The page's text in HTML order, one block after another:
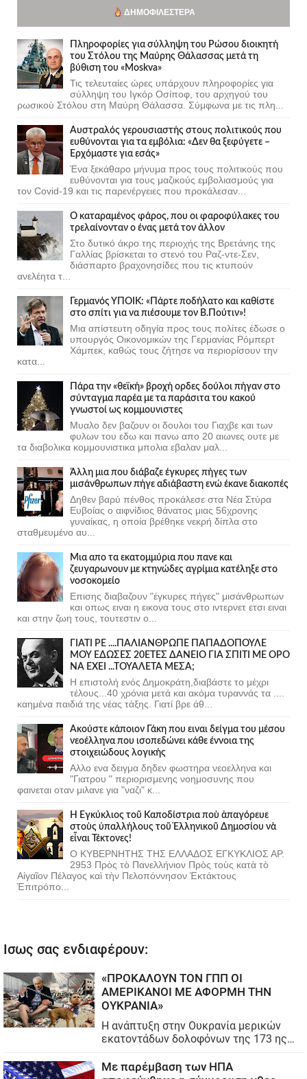
ΔΗΜΟΦΙΛΈΣΤΕΡΑ
Πληροφορίες για σύλληψη του Ρώσου διοικητή
του Στόλου της Mαύρης Θάλασσας μετά τη
βύθιση του «Moskva»
Τις τελευταίες ώρες υπάρχουν πληροφορίες για
σύλληψη του Ιγκόρ Οσίποφ, του αρχηγού του
ρωσικού Στόλου στη Μαύρη Θάλασσα. Σύμφωνα με τις πλη...
Αυστραλός γερουσιαστής στους πολιτικούς που
ευθύνονται για τα εμβόλια: «Δεν θα ξεφύγετε –
Ερχόμαστε για εσάς»
Ένα ξεκάθαρο μήνυμα προς τους πολιτικούς που
ευθύνονται για τους μαζικούς εμβολιασμούς για
τον Covid-19 και τις παρενέργειες που προκάλεσαν...
Ο καταραμένος φάρος, που οι φαροφύλακες του
τρελαίνονταν ο ένας μετά τον άλλον
Στο δυτικό άκρο της περιοχής της Βρετάνης της
Γαλλίας βρίσκεται το στενό του Ραζ-ντε-Σεν,
διάσπαρτο βραχονησίδες που τις κτυπούν
ανελέητα τ...
Γερμανός ΥΠΟΙΚ: «Πάρτε ποδήλατο και καθίστε
στο σπίτι για να πιέσουμε τον Β.Πούτιν»!
Μια απίστευτη οδηγία προς τους πολίτες έδωσε ο
υπουργός Οικονομικών της Γερμανίας Ρόμπερτ
Χάμπεκ, καθώς τους ζήτησε να περιορίσουν την
κατα...
Πάρα την «θεϊκή» βροχή ορδες δούλοι πήγαν στο
σύνταγμα παρέα με τα παράσιτα του κακού
γνωστοί ως κομμουνιστες
Μυαλο δεν βαζουν οι δουλοι του Γιαχβε και των
φυλων του εδω και πανω απο 20 αιωνες ουτε με
τα διαβολικα κομμουνιστικα μπολια εβαλαν μαλ...
Άλλη μια που διάβαζε έγκυρες πήγες των
μισάνθρωπων πήγε αδιάβαστη ενώ έκανε διακοπές
Δηθεν βαρύ πένθος προκάλεσε στα Νέα Στύρα
Ευβοίας ο αιφνίδιος θάνατος μιας 56χρονης
γυναίκας, η οποία βρέθηκε νεκρή δίπλα στο
σταθμευμένο αυ...
Μια απο τα εκατομμύρια που πανε και
ζευγαρωνουν με κτηνώδες αγρίμια κατέληξε στο
νοσοκομείο
Επισης διαβαζουν "έγκυρες πήγες" μισάνθρωπων
και οπως ειναι η εικονα τους στο ιντερνετ ετσι ειναι
και στην ζωη τους, τουτεστιν ο...
ΓΙΑΤΙ ΡΕ ....ΠΑΛΙΑΝΘΡΩΠΕ ΠΑΠΑΔΟΠΟΥΛΕ
ΜΟΥ ΕΔΩΣΕΣ 20ΕΤΕΣ ΔΑΝΕΙΟ ΓΙΑ ΣΠΙΤΙ ΜΕ ΟΡΟ
ΝΑ ΕΧΕΙ ...ΤΟΥΑΛΕΤΑ ΜΕΣΑ;
Η επιστολή ενός Δημοκράτη,διαβάστε το μέχρι
τέλους...40 χρόνια μετά και ακόμα τυραννάς τα ....
καημένα παιδιά της νέας τάξης. Γιατί βρε άθ...
Ακούστε κάποιον Γάκη που ειναι δείγμα του μέσου
νεοέλληνα που ισοπεδώνει κάθε έννοια της
στοιχειώδους λογικής
Αλλο ενα δειγμα δηδεν φωστηρα νεοελληνα και
"Γιατρου " περιορισμενης νοημοσυνης που
φαινεται οταν μιλανε για "ναζι" κ...
Ἡ Ἐγκύκλιος τοῦ Καποδίστρια ποὺ ἀπαγόρευε
στοὺς ὑπαλλήλους τοῦ Ἑλληνικοῦ Δημοσίου νὰ
εἶναι Τέκτονες!
Ο ΚΥΒΕΡΝΗΤΗΣ ΤΗΣ ΕΛΛΑΔΟΣ ΕΓΚΥΚΛΙΟΣ ΑΡ.
2953 Πρὸς τὸ Πανελλήνιον Πρὸς τοὺς κατὰ τὸ
Αἰγαῖον Πέλαγος καὶ τὴν Πελοπόννησον Ἐκτάκτους
Ἐπιτρόπο...